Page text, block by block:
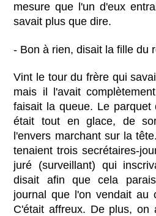
mesure que l'un d'eux
savait plus que dire.
- Bon à rien, disait la fille du
Vint le tour du frère qui
mais il l'avait
faisait la queue. Le parquet
était tout en glace, de
l'envers marchant sur la
tenaient trois secrétaires-
juré (surveillant) qui
disait afin que cela
journal que l'on vendait au
C'était affreux. De plus, on